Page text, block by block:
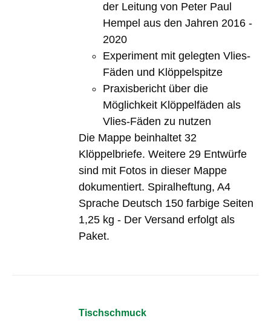
der Leitung von Peter Paul
Hempel aus den Jahren 2016 -
2020
Experiment mit gelegten Vlies-
Fäden und Klöppelspitze
Praxisbericht über die
Möglichkeit Klöppelfäden als
Vlies-Fäden zu nutzen
Die Mappe beinhaltet 32
Klöppelbriefe. Weitere 29 Entwürfe
sind mit Fotos in dieser Mappe
dokumentiert. Spiralheftung, A4
Sprache Deutsch 150 farbige Seiten
1,25 kg - Der Versand erfolgt als
Paket.
Tischschmuck